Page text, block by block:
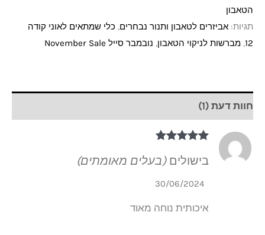
הטאבון
תגיות: אביזרים לטאבון ותנור נבחרים, כלי שמתאים לאוני קודה
12
, מברשות לניקוי הטאבון, נובמבר סייל November Sale
חוות דעת (1)
בישולים(בעלים מאומתים)
30/06/2024
איכותית נוחה מאוד